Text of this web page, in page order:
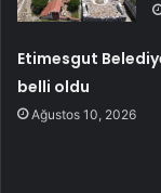
Etimesgut
belli oldu
Ağustos 10, 2026